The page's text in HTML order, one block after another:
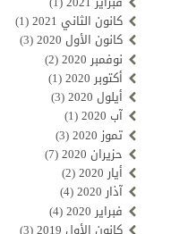
كانون الثاني 2021
(1)
كانون الأول 2020
(3)
نوفمبر 2020
(2)
أكتوبر 2020
(1)
أيلول 2020
(3)
آب 2020
(1)
تموز 2020
(3)
حزيران 2020
(7)
أيار 2020
(2)
آذار 2020
(4)
فبراير 2020
(4)